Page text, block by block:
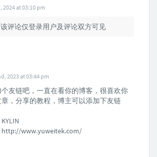
2024 at 03:10 pm
该评论仅登录用户及评论双方可见
2023 at 03:44 pm
友链吧，一直在看你的博客，很喜欢你
，分享的教程，博主可以添加下友链
http://www.yuweitek.com/